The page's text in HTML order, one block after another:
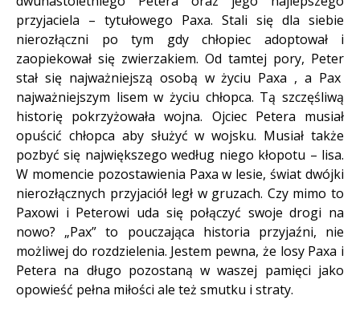
przyjaciela – tytułowego Paxa. Stali się dla siebie
nierozłączni po tym gdy chłopiec adoptował i
zaopiekował się zwierzakiem. Od tamtej pory, Peter
stał się najważniejszą osobą w życiu Paxa , a Pax
najważniejszym lisem w życiu chłopca. Tą szczęśliwą
historię pokrzyżowała wojna. Ojciec Petera musiał
opuścić chłopca aby służyć w wojsku. Musiał także
pozbyć się największego według niego kłopotu – lisa.
W momencie pozostawienia Paxa w lesie, świat dwójki
nierozłącznych przyjaciół legł w gruzach. Czy mimo to
Paxowi i Peterowi uda się połączyć swoje drogi na
nowo? „Pax” to pouczająca historia przyjaźni, nie
możliwej do rozdzielenia. Jestem pewna, że losy Paxa i
Petera na długo pozostaną w waszej pamięci jako
opowieść pełna miłości ale też smutku i straty.